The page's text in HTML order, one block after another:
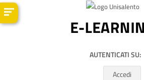
Vai al contenuto principale
AUTENTICATI SU:
Accedi